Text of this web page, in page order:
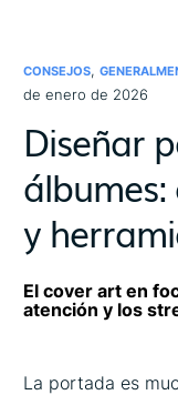
CONSEJOS,
de enero de 2026
Diseñar
y
El cover art en
atención y los
La portada es